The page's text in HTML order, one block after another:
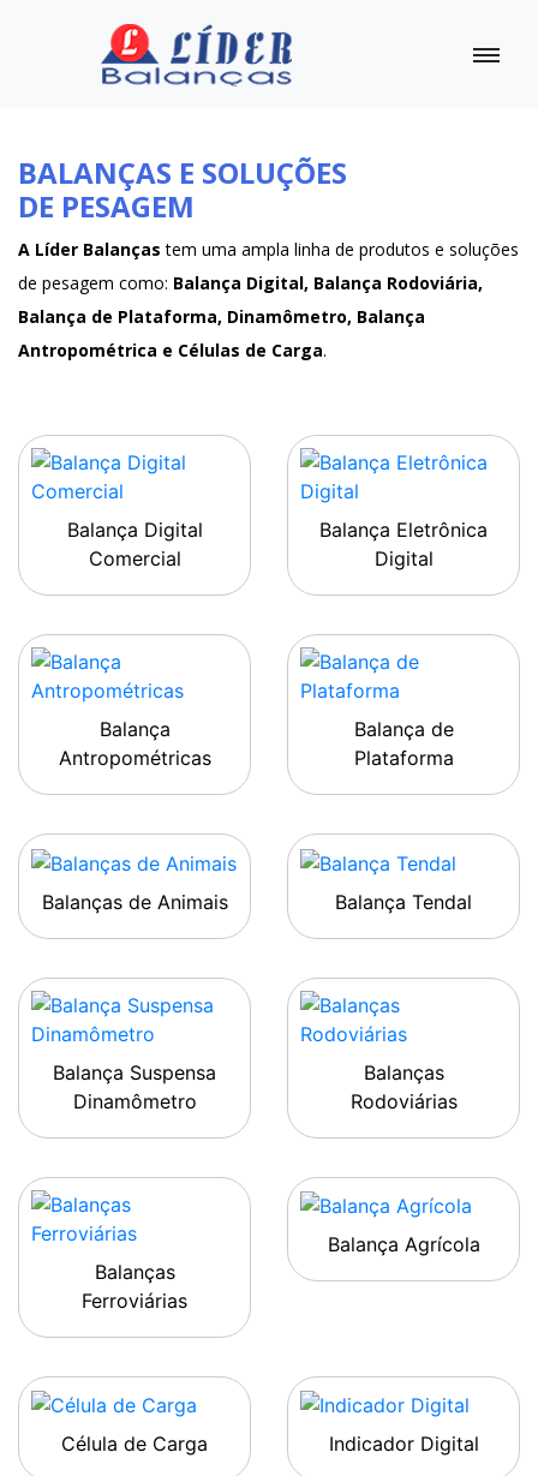
BALANÇAS E SOLUÇÕES
DE PESAGEM
A Líder Balanças tem uma ampla linha de produtos e soluções
de pesagem como: Balança Digital, Balança Rodoviária,
Balança de Plataforma, Dinamômetro, Balança
Antropométrica e Células de Carga.
Balança Digital
Comercial
Balança Eletrônica
Digital
Balança
Antropométricas
Balança de
Plataforma
Balanças de Animais Balança Tendal
Balança Suspensa
Dinamômetro
Balanças
Rodoviárias
Balanças
Ferroviárias
Balança Agrícola
Célula de Carga Indicador Digital